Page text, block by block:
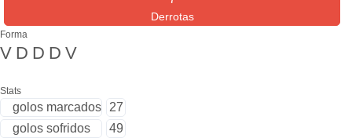
Derrotas
Forma
V D D D V
Stats
golos marcados
27
golos sofridos
49